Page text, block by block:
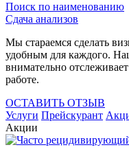
Поиск по наименованию
Сдача анализов
Мы стараемся сделать
удобным для каждого.
внимательно
работе.
ОСТАВИТЬ ОТЗЫВ
Услуги Прейскурант
Акции